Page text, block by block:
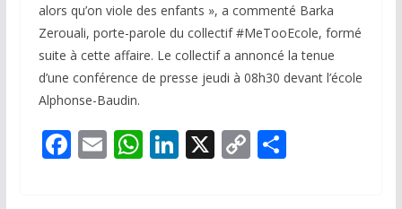
alors qu’on viole des enfants », a commenté Barka
Zerouali, porte-parole du collectif #MeTooEcole, formé
suite à cette affaire. Le collectif a annoncé la tenue
d’une conférence de presse jeudi à 08h30 devant l’école
Alphonse-Baudin.
F E W Li X C P